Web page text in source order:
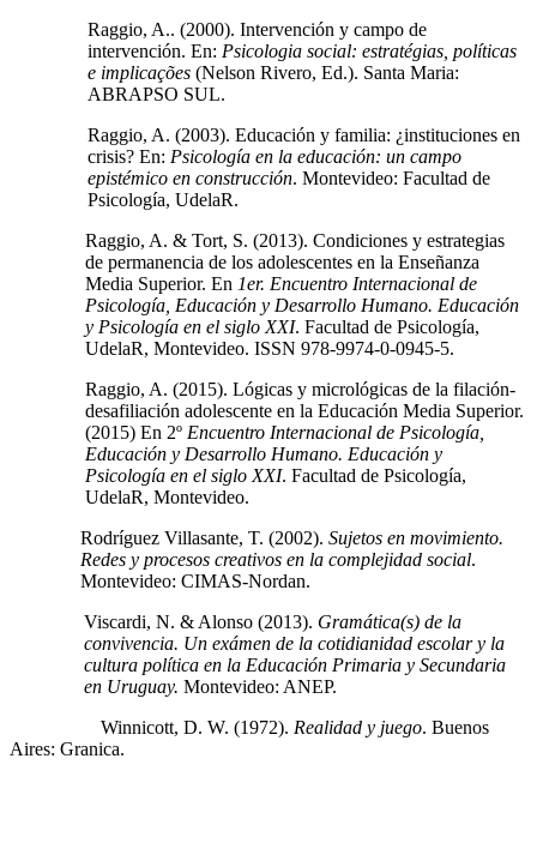
Raggio, A.. (2000). Intervención y campo de
intervención. En: Psicologia social: estratégias, políticas
e implicações (Nelson Rivero, Ed.). Santa Maria:
ABRAPSO SUL.
Raggio, A. (2003). Educación y familia: ¿instituciones en
crisis? En: Psicología en la educación: un campo
epistémico en construcción. Montevideo: Facultad de
Psicología, UdelaR.
Raggio, A. & Tort, S. (2013). Condiciones y estrategias
de permanencia de los adolescentes en la Enseñanza
Media Superior. En 1er. Encuentro Internacional de
Psicología, Educación y Desarrollo Humano. Educación
y Psicología en el siglo XXI. Facultad de Psicología,
UdelaR, Montevideo. ISSN 978-9974-0-0945-5.
Raggio, A. (2015). Lógicas y micrológicas de la filación-
desafiliación adolescente en la Educación Media Superior.
(2015) En 2º Encuentro Internacional de Psicología,
Educación y Desarrollo Humano. Educación y
Psicología en el siglo XXI. Facultad de Psicología,
UdelaR, Montevideo.
Rodríguez Villasante, T. (2002). Sujetos en movimiento.
Redes y procesos creativos en la complejidad social.
Montevideo: CIMAS-Nordan.
Viscardi, N. & Alonso (2013). Gramática(s) de la
convivencia. Un exámen de la cotidianidad escolar y la
cultura política en la Educación Primaria y Secundaria
en Uruguay. Montevideo: ANEP.
Winnicott, D. W. (1972). Realidad y juego. Buenos
Aires: Granica.